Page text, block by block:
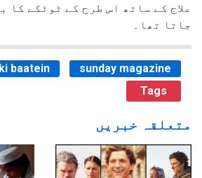
علاج کے ساتھ اس طرح کے ٹوٹکے کا
جاتا تھا۔
baatein
sunday magazine
Tags
متعلقہ خبریں